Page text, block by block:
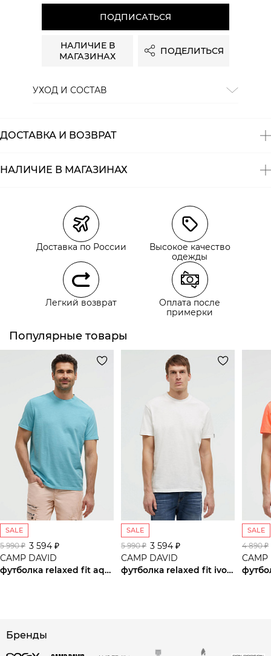
ПОДПИСАТЬСЯ
НАЛИЧИЕ В
МАГАЗИНАХ
ПОДЕЛИТЬСЯ
УХОД И СОСТАВ
ДОСТАВКА И ВОЗВРАТ
Курьерская доставка СДЭК
Самовывоз из пункта выдачи СДЭК
Самовывоз из наших магазинов
Курьерская доставка СДЭК
Самовывоз из пункта выдачи СДЭК
НАЛИЧИЕ В МАГАЗИНАХ
Доставка по России
Высокое качество
одежды
Легкий возврат
Оплата после
примерки
Популярные товары
SALE
5 990 ₽ 3 594 ₽
CAMP DAVID
футболка relaxed fit aqua
SALE
5 990 ₽ 3 594 ₽
CAMP DAVID
футболка relaxed fit ivory
SALE
4 890 ₽
CAMP
Бренды